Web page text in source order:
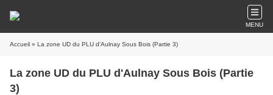
MENU
Accueil » La zone UD du PLU d'Aulnay Sous Bois (Partie 3)
La zone UD du PLU d'Aulnay Sous Bois (Partie
3)